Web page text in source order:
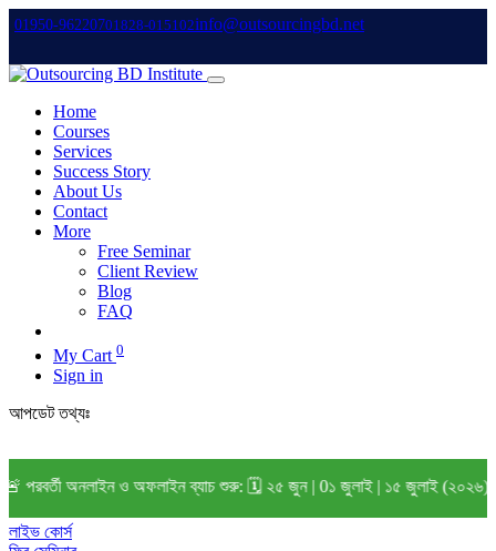
01950-96220701828-015102info@outsourcingbd.net
Home
Courses
Services
Success Story
About Us
Contact
More
Free Seminar
Client Review
Blog
FAQ
My Cart 0
Sign in
আপডেট তথ্যঃ
অনলাইন ও অফলাইন ব্যাচ শুরু: 🗓️ ২৫ জুন | 0১ জুলাই | ১৫ জুলাই (২০২৬)
লাইভ কোর্স